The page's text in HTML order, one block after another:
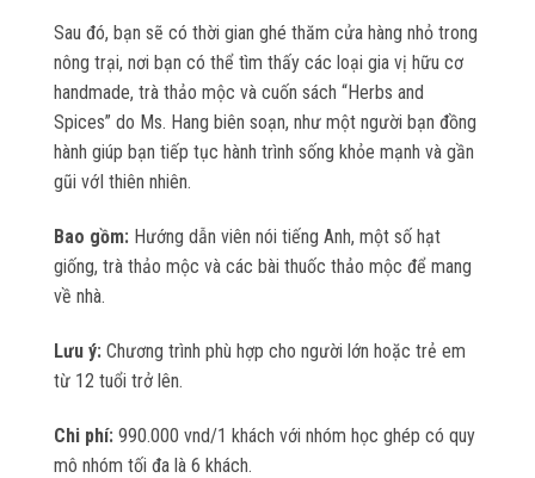
Sau đó, bạn sẽ có thời gian ghé thăm cửa hàng nhỏ trong
nông trại, nơi bạn có thể tìm thấy các loại gia vị hữu cơ
handmade, trà thảo mộc và cuốn sách “Herbs and
Spices” do Ms. Hang biên soạn, như một người bạn đồng
hành giúp bạn tiếp tục hành trình sống khỏe mạnh và gần
gũi vớI thiên nhiên.
Bao gồm: Hướng dẫn viên nói tiếng Anh, một số hạt
giống, trà thảo mộc và các bài thuốc thảo mộc để mang
về nhà.
Lưu ý: Chương trình phù hợp cho người lớn hoặc trẻ em
từ 12 tuổi trở lên.
Chi phí: 990.000 vnd/1 khách với nhóm học ghép có quy
mô nhóm tối đa là 6 khách.